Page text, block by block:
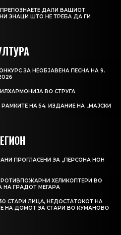
ДАЛИ ВАШИОТ
ЗНАЦИ ШТО НЕ ТРЕБА ДА ГИ
ЗА НЕОБЈАВЕНА ПЕСНА НА 9.
ВО СТРУГА
НА 54. ИЗДАНИЕ НА „МАЈСКИ
ПРОГЛАСЕНИ ЗА „ПЕРСОНА НОН
ХЕЛИКОПТЕРИ ВО
НА ГРАДОТ МЕГАРА
СТАРИ ЛИЦА, НЕДОСТАТОКОТ НА
НА ДОМОТ ЗА СТАРИ ВО КУМАНОВО